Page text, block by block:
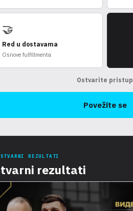
🤝
Red u dostavama
Osnove fulfillmenta
Ostvarite pristup
Povežite se
STVARNI REZULTATI
rezultati